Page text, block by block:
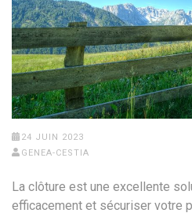
24 JUIN 2023
GENEA-CESTIA
La clôture est une excellente
efficacement et sécuriser votre